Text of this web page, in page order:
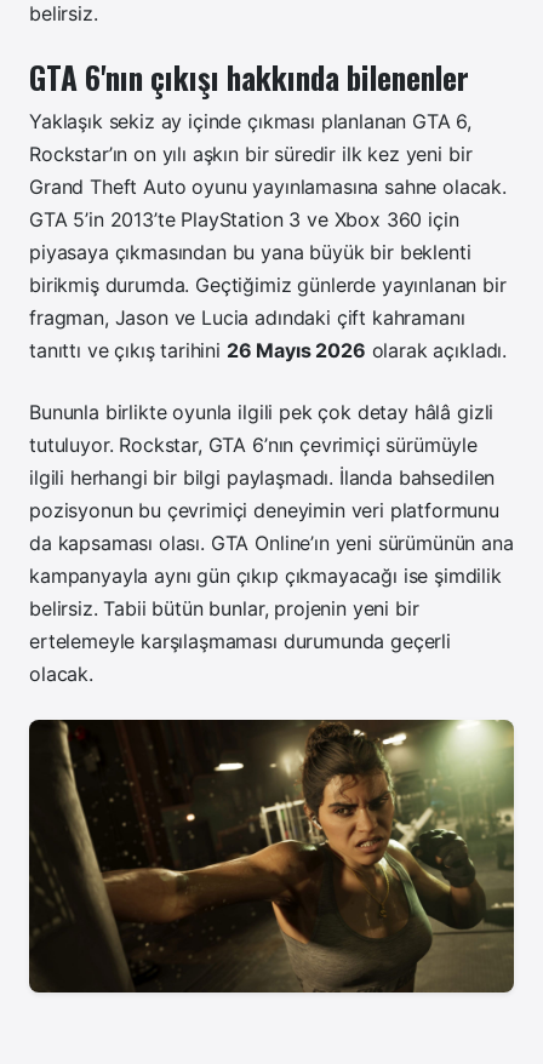
belirsiz.
GTA 6'nın çıkışı hakkında bilenenler
Yaklaşık sekiz ay içinde çıkması planlanan GTA 6,
Rockstar’ın on yılı aşkın bir süredir ilk kez yeni bir
Grand Theft Auto oyunu yayınlamasına sahne olacak.
GTA 5’in 2013’te PlayStation 3 ve Xbox 360 için
piyasaya çıkmasından bu yana büyük bir beklenti
birikmiş durumda. Geçtiğimiz günlerde yayınlanan bir
fragman, Jason ve Lucia adındaki çift kahramanı
tanıttı ve çıkış tarihini 26 Mayıs 2026 olarak açıkladı.
Bununla birlikte oyunla ilgili pek çok detay hâlâ gizli
tutuluyor. Rockstar, GTA 6’nın çevrimiçi sürümüyle
ilgili herhangi bir bilgi paylaşmadı. İlanda bahsedilen
pozisyonun bu çevrimiçi deneyimin veri platformunu
da kapsaması olası. GTA Online’ın yeni sürümünün ana
kampanyayla aynı gün çıkıp çıkmayacağı ise şimdilik
belirsiz. Tabii bütün bunlar, projenin yeni bir
ertelemeyle karşılaşmaması durumunda geçerli
olacak.